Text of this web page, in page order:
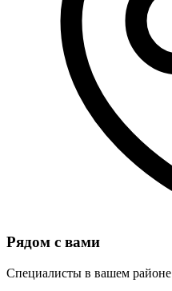
Рядом с вами
Специалисты в вашем районе